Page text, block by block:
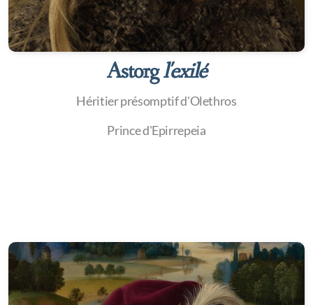
Astorgl'exilé
Héritier présomptif d'Olethros
Prince d'Epirrepeia